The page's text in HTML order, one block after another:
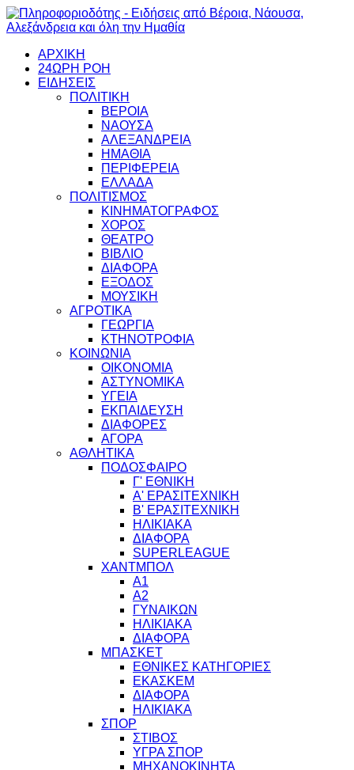
ΑΡΧΙΚΗ
24ΩΡΗ ΡΟΗ
ΕΙΔΗΣΕΙΣ
ΠΟΛΙΤΙΚΗ
ΒΕΡΟΙΑ
ΝΑΟΥΣΑ
ΑΛΕΞΑΝΔΡΕΙΑ
ΗΜΑΘΙΑ
ΠΕΡΙΦΕΡΕΙΑ
ΕΛΛΑΔΑ
ΠΟΛΙΤΙΣΜΟΣ
ΚΙΝΗΜΑΤΟΓΡΑΦΟΣ
ΧΟΡΟΣ
ΘΕΑΤΡΟ
ΒΙΒΛΙΟ
ΔΙΑΦΟΡΑ
ΕΞΟΔΟΣ
ΜΟΥΣΙΚΗ
ΑΓΡΟΤΙΚΑ
ΓΕΩΡΓΙΑ
ΚΤΗΝΟΤΡΟΦΙΑ
ΚΟΙΝΩΝΙΑ
ΟΙΚΟΝΟΜΙΑ
ΑΣΤΥΝΟΜΙΚΑ
ΥΓΕΙΑ
ΕΚΠΑΙΔΕΥΣΗ
ΔΙΑΦΟΡΕΣ
ΑΓΟΡΑ
ΑΘΛΗΤΙΚΑ
ΠΟΔΟΣΦΑΙΡΟ
Γ' ΕΘΝΙΚΗ
Α' ΕΡΑΣΙΤΕΧΝΙΚΗ
Β' ΕΡΑΣΙΤΕΧΝΙΚΗ
ΗΛΙΚΙΑΚΑ
ΔΙΑΦΟΡΑ
SUPERLEAGUE
ΧΑΝΤΜΠΟΛ
Α1
Α2
ΓΥΝΑΙΚΩΝ
ΗΛΙΚΙΑΚΑ
ΔΙΑΦΟΡΑ
ΜΠΑΣΚΕΤ
ΕΘΝΙΚΕΣ ΚΑΤΗΓΟΡΙΕΣ
ΕΚΑΣΚΕΜ
ΔΙΑΦΟΡΑ
ΗΛΙΚΙΑΚΑ
ΣΠΟΡ
ΣΤΙΒΟΣ
ΥΓΡΑ ΣΠΟΡ
ΜΗΧΑΝΟΚΙΝΗΤΑ